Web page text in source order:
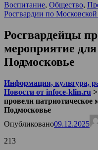
Воспитание, Общество,
Росгвардии по
Росгвардейцы
мероприятие для
Подмосковье
Информация, культура,
Новости от infoce-klin.ru >
провели патриотическое
Подмосковье
Опубликовано09.12.2025
213